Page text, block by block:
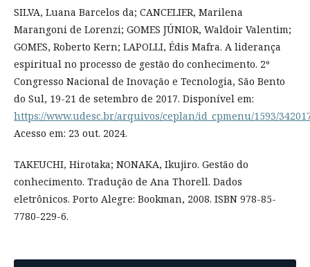
SILVA, Luana Barcelos da; CANCELIER, Marilena
Marangoni de Lorenzi; GOMES JÚNIOR, Waldoir Valentim;
GOMES, Roberto Kern; LAPOLLI, Édis Mafra. A liderança
espiritual no processo de gestão do conhecimento. 2º
Congresso Nacional de Inovação e Tecnologia, São Bento
do Sul, 19-21 de setembro de 2017. Disponível em:
https://www.udesc.br/arquivos/ceplan/id_cpmenu/1593/
Acesso em: 23 out. 2024.
TAKEUCHI, Hirotaka; NONAKA, Ikujiro. Gestão do
conhecimento. Tradução de Ana Thorell. Dados
eletrônicos. Porto Alegre: Bookman, 2008. ISBN 978-85-
7780-229-6.